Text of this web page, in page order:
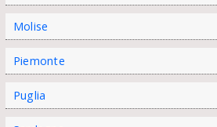
Molise
Piemonte
Puglia